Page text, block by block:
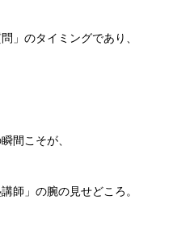
問」のタイミングであり、
間こそが、
講師」の腕の見せどころ。